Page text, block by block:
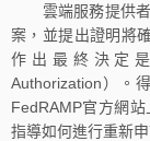
雲端服務提供者
案，並提出證明將
作出最終決定
Authorization）。
FedRAMP官方網
指導如何進行重新申